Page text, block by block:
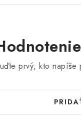
prvý, kto napíše